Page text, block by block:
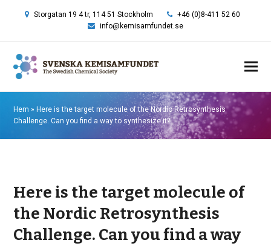
Storgatan 19 4 tr, 114 51 Stockholm
+46 (0)8-411 52 60
info@kemisamfundet.se
Hem » Here is the target molecule of the Nordic Retrosynthesis
Challenge. Can you find a way to synthesize it?
Here is the target molecule of
the Nordic Retrosynthesis
Challenge. Can you find a way